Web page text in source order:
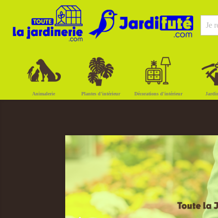
Animalerie Plantes d'intérieur Décorations d'intérieur
Précédent